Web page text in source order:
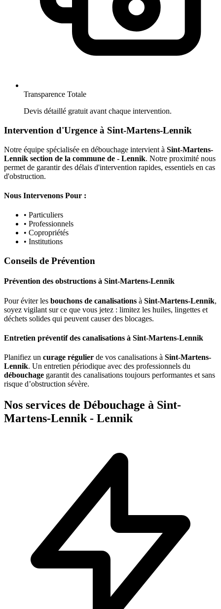
Transparence Totale
Devis détaillé gratuit avant chaque intervention.
Intervention d'Urgence à Sint-Martens-Lennik
Notre équipe spécialisée en débouchage intervient à Sint-Martens-
Lennik section de la commune de - Lennik. Notre proximité nous
permet de garantir des délais d'intervention rapides, essentiels en cas
d'obstruction.
Nous Intervenons Pour :
• Particuliers
• Professionnels
• Copropriétés
• Institutions
Conseils de Prévention
Prévention des obstructions à Sint-Martens-Lennik
Pour éviter les bouchons de canalisations à Sint-Martens-Lennik,
soyez vigilant sur ce que vous jetez : limitez les huiles, lingettes et
déchets solides qui peuvent causer des blocages.
Entretien préventif des canalisations à Sint-Martens-Lennik
Planifiez un curage régulier de vos canalisations à Sint-Martens-
Lennik. Un entretien périodique avec des professionnels du
débouchage garantit des canalisations toujours performantes et sans
risque d’obstruction sévère.
Nos services de Débouchage à Sint-
Martens-Lennik - Lennik